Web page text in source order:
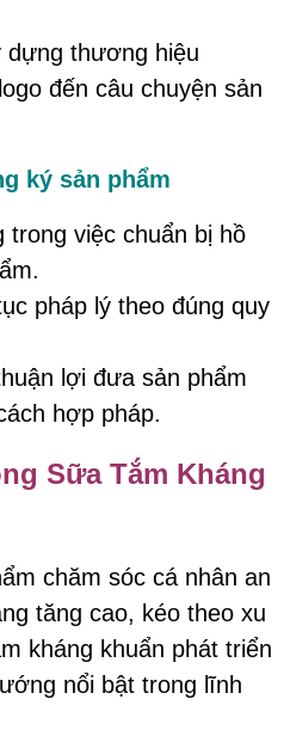
dựng thương hiệu
đến câu chuyện sản
ký sản phẩm
trong việc chuẩn bị hồ
pháp lý theo đúng quy
lợi đưa sản phẩm
hợp pháp.
Sữa Tắm Kháng
chăm sóc cá nhân an
tăng cao, kéo theo xu
kháng khuẩn phát triển
nổi bật trong lĩnh